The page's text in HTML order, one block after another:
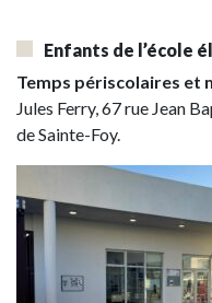
Enfants de l’école
Temps périscolaires et
Jules Ferry, 67 rue Jean
de Sainte-Foy.